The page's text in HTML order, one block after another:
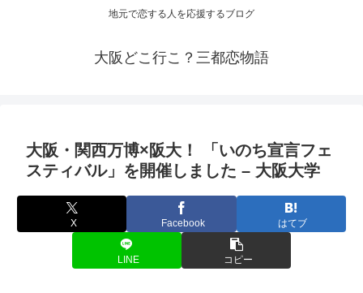
地元で恋する人を応援するブログ
大阪どこ行こ？三都恋物語
大阪 ・関西万博×阪大！ 「いのち宣言フェ
スティバル」を開催しました – 大阪大学
X Facebook はてブ
LINE コピー